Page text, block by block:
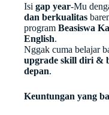
Isi gap year-Mu
dan berkualitas
program Beasiswa
English.
Nggak cuma belajar
upgrade skill diri &
depan.
Keuntungan yang